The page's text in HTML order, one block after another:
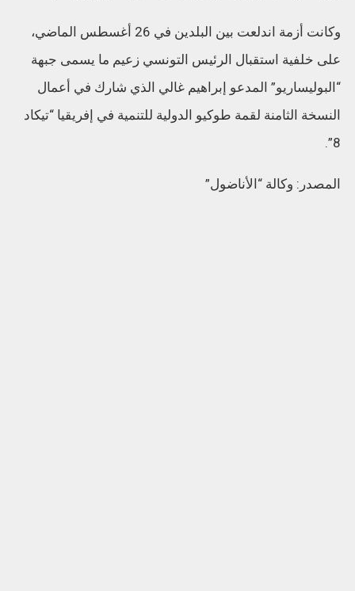
وكانت أزمة اندلعت بين البلدين في 26 أغسطس الماضي،
على خلفية استقبال الرئيس التونسي زعيم ما يسمى جبهة
“البوليساريو” المدعو إبراهيم غالي الذي شارك في أعمال
النسخة الثامنة لقمة طوكيو الدولية للتنمية في إفريقيا “تيكاد
8”.
المصدر: وكالة “الأناضول”